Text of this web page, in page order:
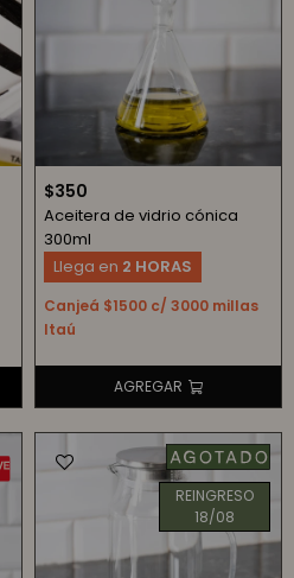
$350
Aceitera de vidrio cónica
300ml
Canjeá $1500 c/ 3000 millas
Itaú
Llega en 2 HORAS
REINGRESO
18/08